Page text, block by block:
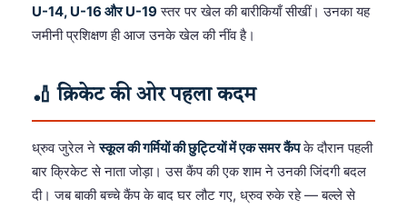
U-14, U-16 और U-19स्तर पर खेल की बारीकियाँ सीखीं। उनका यह
जमीनी प्रशिक्षण ही आज उनके खेल की नींव है।
🏏 क्रिकेट की ओर पहला कदम
ध्रुव जुरेल नेस्कूल की गर्मियों की छुट्टियों में एक समर कैंपके दौरान पहली
बार क्रिकेट से नाता जोड़ा। उस कैंप की एक शाम ने उनकी जिंदगी बदल
दी। जब बाकी बच्चे कैंप के बाद घर लौट गए, ध्रुव रुके रहे — बल्ले से